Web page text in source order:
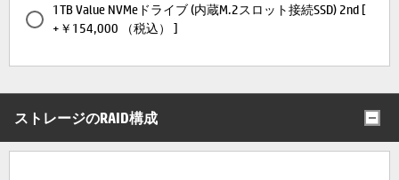
1TB Value NVMeドライブ (内蔵M.2スロット接続SSD) 2nd [
+￥154,000 （税込） ]
ストレージのRAID構成